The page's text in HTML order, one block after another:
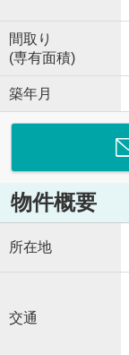
間取り
(専有面積)
築年月
物件概要
所在地
交通